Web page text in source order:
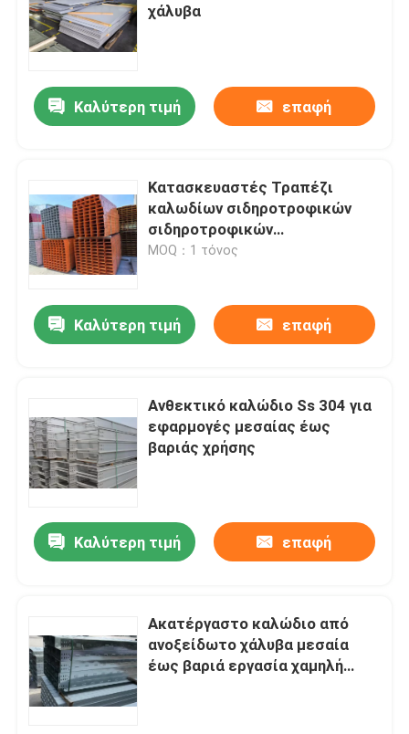
χάλυβα
Καλύτερη τιμή επαφή
Κατασκευαστές Τραπέζι
καλωδίων σιδηροτροφικών
σιδηροτροφικών
σιδηροτροφικών
σιδηροτροφικών
σιδηροτροφικών
MOQ：1 τόνος
Καλύτερη τιμή επαφή
Ανθεκτικό καλώδιο Ss 304 για
εφαρμογές μεσαίας έως
βαριάς χρήσης
Καλύτερη τιμή επαφή
Ακατέργαστο καλώδιο από
ανοξείδωτο χάλυβα μεσαία
έως βαριά εργασία χαμηλή